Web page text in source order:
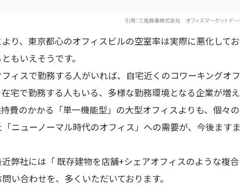
り、東京都心のオフィスビルの空室率は実際に悪化してお
もいえそうです。
ィスで勤務する人がいれば、自宅近くのコワーキングオフ
宅で勤務する人もいる、多様な勤務環境となる企業が増え
費のかかる「単一機能型」の大型オフィスよりも、個々の
ニューノーマル時代のオフィス」への需要が、今後ますま
弊社には「 既存建物を店舗+シェアオフィスのような複合
い合わせを、多くいただいております。